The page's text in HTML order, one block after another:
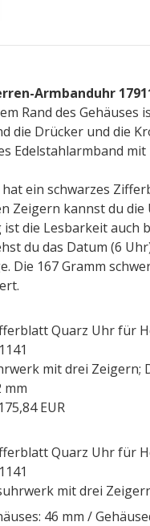
Armbanduhr
Rand des
die Drücker und die
Edelstahlarmband mit
hat ein schwarzes
Zeigern kannst du
die Lesbarkeit auch
du das Datum (6
Die 167 Gramm
Quarz Uhr für
mit drei Zeigern;
mm
175,84 EUR
Quarz Uhr für
mit drei
46 mm /